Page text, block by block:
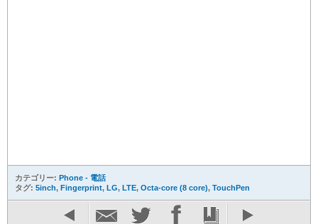
カテゴリー: Phone - 電話
タグ: 5inch, Fingerprint, LG, LTE, Octa-core (8 core), TouchPen